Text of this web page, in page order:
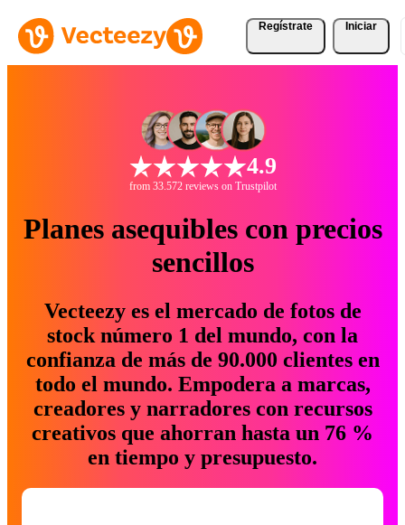
Regístrate Iniciar
4.9
from 33.572 reviews on Trustpilot
Planes asequibles con precios
sencillos
Vecteezy es el mercado de fotos de
stock número 1 del mundo, con la
confianza de más de 90.000 clientes en
todo el mundo. Empodera a marcas,
creadores y narradores con recursos
creativos que ahorran hasta un 76 %
en tiempo y presupuesto.